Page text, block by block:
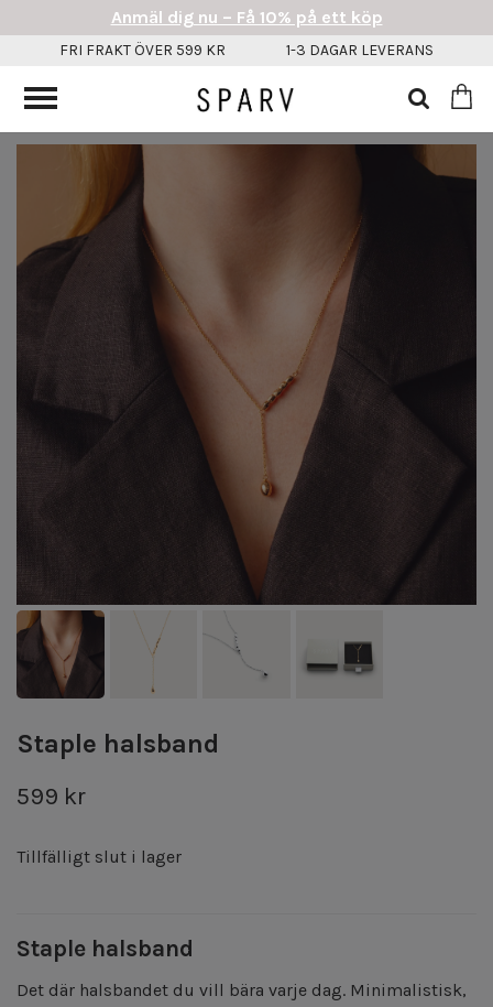
Staple halsband
599 kr
Tillfälligt slut i lager
Staple halsband
Det där halsbandet du vill bära varje dag. Minimalistisk,
Anmäl dig nu – Få 10% på ett köp
FRI FRAKT ÖVER 599 KR 1-3 DAGAR LEVERANS